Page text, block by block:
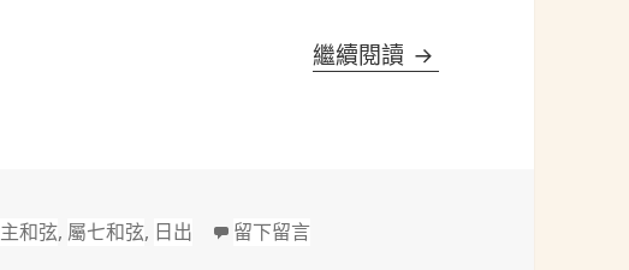
繼續閱讀 海頓(Haydn, 1732-
標
主和弦, 屬七和弦, 日出 留下留言在 海頓(Haydn, 1732-1809)：降B大